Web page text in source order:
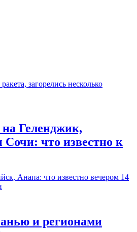
на Геленджик,
Сочи: что известно к
и регионами